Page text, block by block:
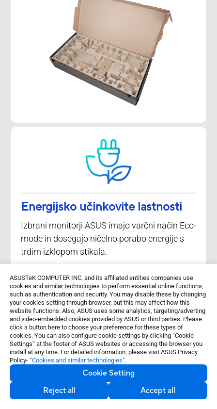
ASUSTeK COMPUTER INC. and its affiliated entities companies use
cookies and similar technologies to perform essential online functions,
such as authentication and security. You may disable these by changing
your cookies setting through browser, but this may affect how this
website functions. Also, ASUS uses some analytics, targeting/adverting
and video-embedded cookies provided by ASUS or third parties. Please
click a button here to choose your preference for these types of
cookies. You can also configure cookie settings by clicking “Cookie
Settings” at the footer of ASUS websites or accessing the browser you
install at any time. For detailed information, please visit ASUS Privacy
Policy- “Cookies and similar technologies”.
Cookie Setting
Reject all
Accept all
Energijsko učinkovite lastnosti
Izbrani monitorji ASUS imajo varčni način Eco-
mode in dosegajo ničelno porabo energije s
trdim izklopom stikala.
Okolju prijazni materiali
Obsežne raziskave in razvoj zagotavljajo, da
so monitorji ASUS izdelani iz okolju prijaznih
materialov, kot je reciklirana plastika po